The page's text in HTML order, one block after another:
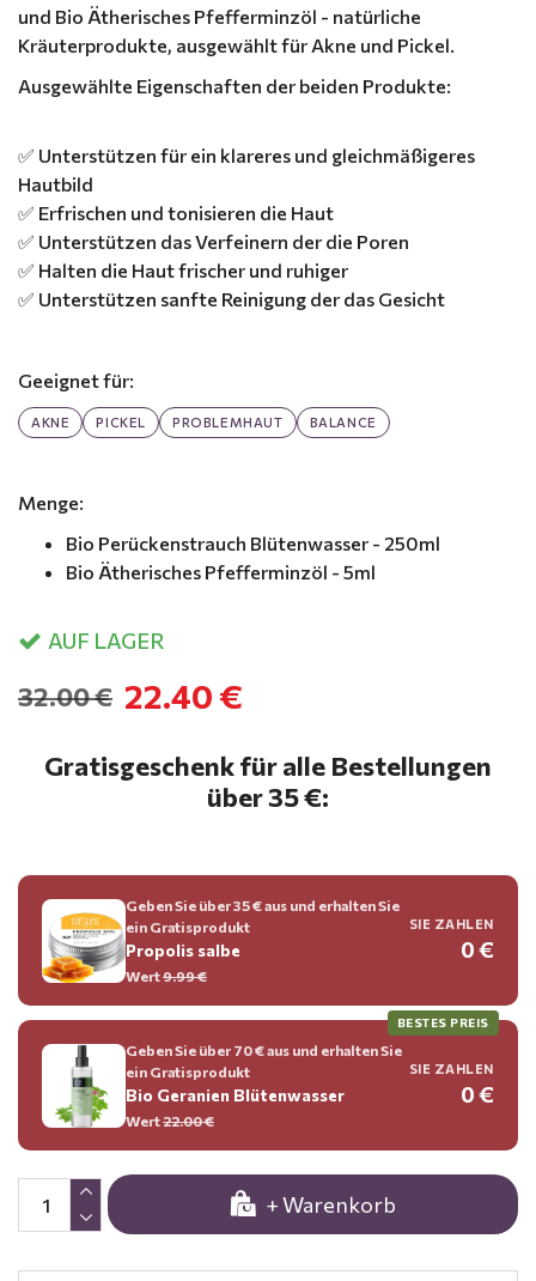
und Bio Ätherisches Pfefferminzöl - natürliche
Kräuterprodukte, ausgewählt für Akne und Pickel.
Ausgewählte Eigenschaften der beiden Produkte:
✅ Unterstützen für ein klareres und gleichmäßigeres
Hautbild
✅ Erfrischen und tonisieren die Haut
✅ Unterstützen das Verfeinern der die Poren
✅ Halten die Haut frischer und ruhiger
✅ Unterstützen sanfte Reinigung der das Gesicht
Geeignet für:
AKNE PICKEL PROBLEMHAUT BALANCE
Menge:
Bio Perückenstrauch Blütenwasser - 250ml
Bio Ätherisches Pfefferminzöl - 5ml
AUF LAGER
22.40 €
32.00 €
+ Warenkorb
Gratisgeschenk für alle Bestellungen
über 35 €:
Geben Sie über 35 € aus und erhalten Sie
ein Gratisprodukt
Propolis salbe
Wert9.99 €
SIE ZAHLEN
0 €
BESTES PREIS
Geben Sie über 70 € aus und erhalten Sie
ein Gratisprodukt
Bio Geranien Blütenwasser
Wert22.00 €
SIE ZAHLEN
0 €